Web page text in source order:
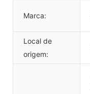
Marca:
Local de
origem: